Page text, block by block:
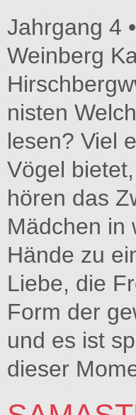
Jahrgang 4
Weinberg
nisten
lesen? Viel
Vögel
hören das
Mädchen in
Hände zu
Liebe, die
Form der
und es ist
dieser